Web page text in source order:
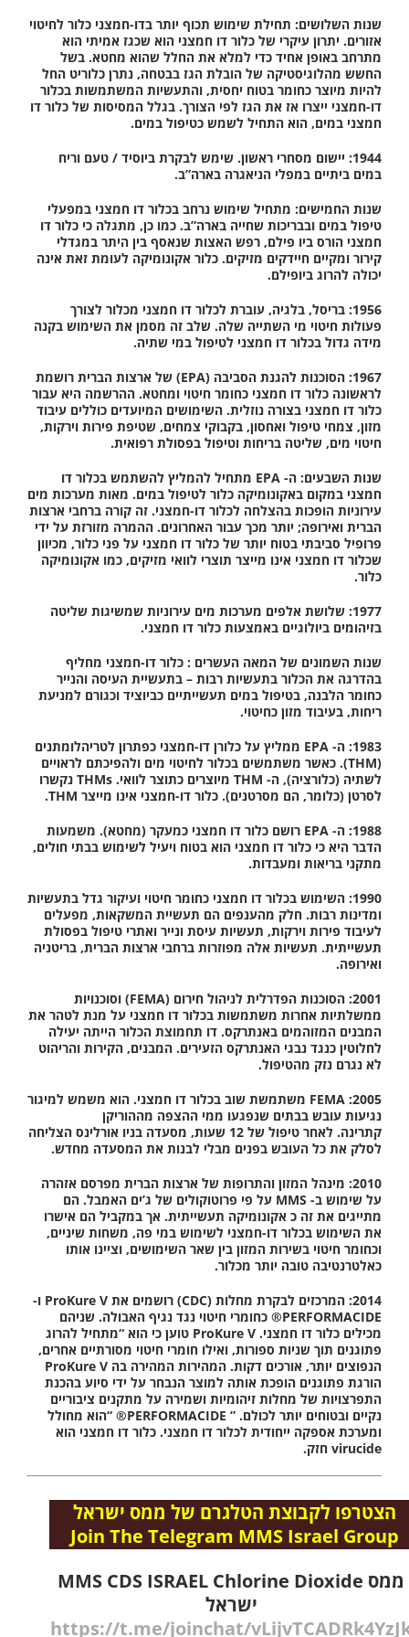
שנות השלושים: תחילת שימוש תכוף יותר בדו-חמצני כלור לחיטוי
אזורים. יתרון עיקרי של כלור דו חמצני הוא שכגז אמיתי הוא
מתרחב באופן אחיד כדי למלא את החלל שהוא מחטא. בשל
החשש מהלוגיסטיקה של הובלת הגז בבטחה, נתרן כלוריט החל
להיות מיוצר כחומר בטוח יחסית, והתעשיות המשתמשות בכלור
דו-חמצני ייצרו אז את הגז לפי הצורך. בגלל המסיסות של כלור דו
חמצני במים, הוא התחיל לשמש כטיפול במים.
1944: יישום מסחרי ראשון. שימש לבקרת ביוסיד / טעם וריח
במים ביתיים במפלי הניאגרה בארה”ב.
שנות החמישים: מתחיל שימוש נרחב בכלור דו חמצני במפעלי
טיפול במים ובבריכות שחייה בארה”ב. כמו כן, מתגלה כי כלור דו
חמצני הורס ביו פילם, רפש האצות שנאסף בין היתר במגדלי
קירור ומקיים חיידקים מזיקים. כלור אקונומיקה לעומת זאת אינה
יכולה להרוג ביופילם.
1956: בריסל, בלגיה, עוברת לכלור דו חמצני מכלור לצורך
פעולות חיטוי מי השתייה שלה. שלב זה מסמן את השימוש בקנה
מידה גדול בכלור דו חמצני לטיפול במי שתיה.
1967:
הסוכנות להגנת הסביבה (EPA) של ארצות הברית רושמת
לראשונה כלור דו חמצני כחומר חיטוי ומחטא. ההרשמה היא עבור
כלור דו חמצני בצורה נוזלית. השימושים המיועדים כוללים עיבוד
מזון, צמחי טיפול ואחסון, בקבוקי צמחים, שטיפת פירות וירקות,
חיטוי מים, שליטה בריחות וטיפול בפסולת רפואית.
שנות השבעים:
ה- EPA מתחיל להמליץ ​​להשתמש בכלור דו
חמצני במקום באקונומיקה כלור לטיפול במים. מאות מערכות מים
עירוניות הופכות בהצלחה לכלור דו-חמצני. זה קורה ברחבי ארצות
הברית ואירופה; יותר מכך עבור האחרונים. ההמרה מזורזת על ידי
פרופיל סביבתי בטוח יותר של כלור דו חמצני על פני כלור, מכיוון
שכלור דו חמצני אינו מייצר תוצרי לוואי מזיקים, כמו אקונומיקה
כלור.
1977: שלושת אלפים מערכות מים עירוניות שמשיגות שליטה
בזיהומים ביולוגיים באמצעות כלור דו חמצני.
שנות השמונים של המאה העשרים : כלור דו-חמצני מחליף
בהדרגה את הכלור בתעשיות רבות – בתעשיית העיסה והנייר
כחומר הלבנה, בטיפול במים תעשייתיים כביוציד וכגורם למניעת
ריחות, בעיבוד מזון כחיטוי.
1983:
ה- EPA ממליץ על כלורן דו-חמצני כפתרון לטריהלומתנים
(THM). כאשר משתמשים בכלור לחיטוי מים ולהפיכתם לראויים
לשתיה (כלורציה), ה- THM מיוצרים כתוצר לוואי. THMs נקשרו
לסרטן (כלומר, הם מסרטנים). כלור דו-חמצני אינו מייצר THM.
1988:
ה- EPA רושם כלור דו חמצני כמעקר (מחטא). משמעות
הדבר היא כי כלור דו חמצני הוא בטוח ויעיל לשימוש בבתי חולים,
מתקני בריאות ומעבדות.
1990: השימוש בכלור דו חמצני כחומר חיטוי ועיקור גדל בתעשיות
ומדינות רבות. חלק מהענפים הם תעשיית המשקאות, מפעלים
לעיבוד פירות וירקות, תעשיות עיסת ונייר ואתרי טיפול בפסולת
תעשייתית. תעשיות אלה מפוזרות ברחבי ארצות הברית, בריטניה
ואירופה.
2001:
הסוכנות הפדרלית לניהול חירום (FEMA) וסוכנויות
ממשלתיות אחרות משתמשות בכלור דו חמצני על מנת לטהר את
המבנים המזוהמים באנתרקס. דו תחמוצת הכלור הייתה יעילה
לחלוטין כנגד נבגי האנתרקס הזעירים. המבנים, הקירות והריהוט
לא נגרם נזק מהטיפול.
2005:
FEMA משתמשת שוב בכלור דו חמצני. הוא משמש למיגור
נגיעות עובש בבתים שנפגעו ממי ההצפה מההוריקן
קתרינה. לאחר טיפול של 12 שעות, מסעדה בניו אורלינס הצליחה
לסלק את כל העובש בפנים מבלי לבנות את המסעדה מחדש.
2010: מינהל המזון והתרופות של ארצות הברית מפרסם אזהרה
על שימוש ב- MMS על פי פרוטוקולים של ג’ים האמבל. הם
מתייגים את זה כ אקונומיקה תעשייתית. אך במקביל הם אישרו
את השימוש בכלור דו-חמצני לשימוש במי פה, משחות שיניים,
וכחומר חיטוי בשירות המזון בין שאר השימושים, וציינו אותו
כאלטרנטיבה טובה יותר מכלור.
2014:
המרכזים לבקרת מחלות (CDC) רושמים את ProKure V ו-
PERFORMACIDE® כחומרי חיטוי נגד נגיף האבולה. שניהם
מכילים כלור דו חמצני. ProKure V טוען כי הוא “מתחיל להרוג
פתוגנים תוך שניות ספורות, ואילו חומרי חיטוי מסורתיים אחרים,
הנפוצים יותר, אורכים דקות. המהירות המהירה בה ProKure V
הורגת פתוגנים הופכת אותה למוצר הנבחר על ידי סיוע בהכנת
התפרצויות של מחלות זיהומיות ושמירה על מתקנים ציבוריים
נקיים ובטוחים יותר לכולם. ” PERFORMACIDE® “הוא מחולל
ומערכת אספקה ​​ייחודית לכלור דו חמצני. כלור דו חמצני הוא
virucide חזק.
הצטרפו לקבוצת הטלגרם של ממס ישראל
Join The Telegram MMS Israel Group
MMS CDS ISRAEL Chlorine Dioxide ממס
ישראל
https://t.me/joinchat/